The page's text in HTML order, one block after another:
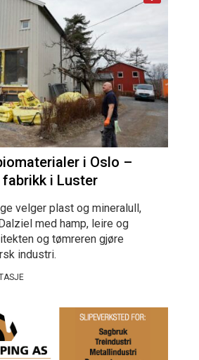
i Oslo –
i Luster
velger plast og mineralull,
med hamp, leire og
og tømreren gjøre
industri.